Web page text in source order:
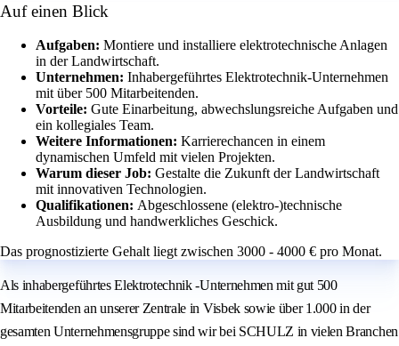
Auf einen Blick
Aufgaben: Montiere und installiere elektrotechnische Anlagen
in der Landwirtschaft.
Unternehmen: Inhabergeführtes Elektrotechnik-Unternehmen
mit über 500 Mitarbeitenden.
Vorteile: Gute Einarbeitung, abwechslungsreiche Aufgaben und
ein kollegiales Team.
Weitere Informationen: Karrierechancen in einem
dynamischen Umfeld mit vielen Projekten.
Warum dieser Job: Gestalte die Zukunft der Landwirtschaft
mit innovativen Technologien.
Qualifikationen: Abgeschlossene (elektro-)technische
Ausbildung und handwerkliches Geschick.
Das prognostizierte Gehalt liegt zwischen 3000 - 4000 € pro Monat.
Als inhabergeführtes Elektrotechnik -Unternehmen mit gut 500
Mitarbeitenden an unserer Zentrale in Visbek sowie über 1.000 in der
gesamten Unternehmensgruppe sind wir bei SCHULZ in vielen Branchen